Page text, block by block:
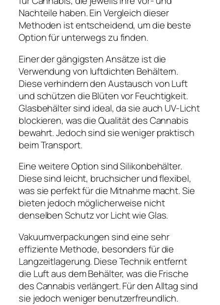
Nachteile haben. Ein Vergleich dieser
Methoden ist entscheidend, um die beste
Option für unterwegs zu finden.
Einer der gängigsten Ansätze ist die
Verwendung von luftdichten Behältern.
Diese verhindern den Austausch von Luft
und schützen die Blüten vor Feuchtigkeit.
Glasbehälter sind ideal, da sie auch UV-Licht
blockieren, was die Qualität des Cannabis
bewahrt. Jedoch sind sie weniger praktisch
beim Transport.
Eine weitere Option sind Silikonbehälter.
Diese sind leicht, bruchsicher und flexibel,
was sie perfekt für die Mitnahme macht. Sie
bieten jedoch möglicherweise nicht
denselben Schutz vor Licht wie Glas.
Vakuumverpackungen sind eine sehr
effiziente Methode, besonders für die
Langzeitlagerung. Diese Technik entfernt
die Luft aus dem Behälter, was die Frische
des Cannabis verlängert. Für den Alltag sind
sie jedoch weniger benutzerfreundlich.